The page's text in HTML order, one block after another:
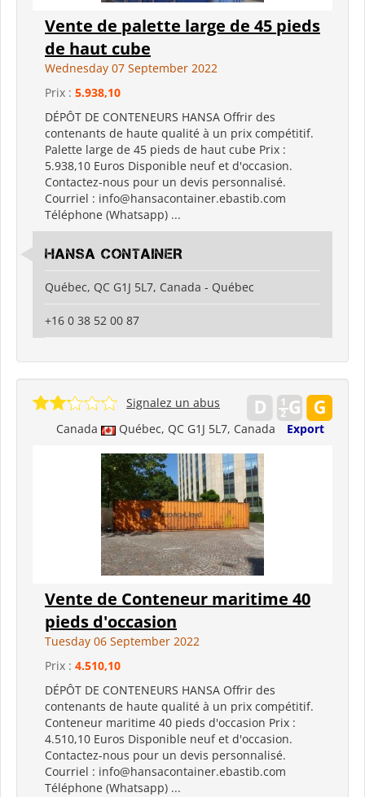
Vente de palette large de 45 pieds
de haut cube
Wednesday 07 September 2022
Prix : 5.938,10
DÉPÔT DE CONTENEURS HANSA Offrir des
contenants de haute qualité à un prix compétitif.
Palette large de 45 pieds de haut cube Prix ​​:
5.938,10 Euros Disponible neuf et d'occasion.
Contactez-nous pour un devis personnalisé.
Courriel : info@hansacontainer.ebastib.com
Téléphone (Whatsapp) ...
HANSA CONTAINER
Québec, QC G1J 5L7, Canada - Québec
+16 0 38 52 00 87
Canada Québec, QC G1J 5L7, Canada Export
Signalez un abus
Vente de Conteneur maritime 40
pieds d'occasion
Tuesday 06 September 2022
Prix : 4.510,10
DÉPÔT DE CONTENEURS HANSA Offrir des
contenants de haute qualité à un prix compétitif.
Conteneur maritime 40 pieds d'occasion Prix ​​:
4.510,10 Euros Disponible neuf et d'occasion.
Contactez-nous pour un devis personnalisé.
Courriel : info@hansacontainer.ebastib.com
Téléphone (Whatsapp) ...